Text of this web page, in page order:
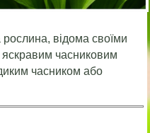
відома своїми
яскравим часниковим
часником або